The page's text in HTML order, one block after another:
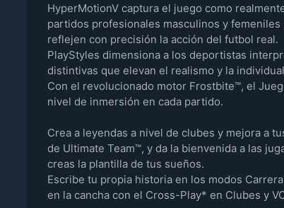
HyperMotionV captura el juego como
partidos profesionales masculinos y
reflejen con precisión la acción del futbol real.
PlayStyles dimensiona a los deportistas
distintivas que elevan el realismo y la
Con el revolucionado motor Frostbite™, el
nivel de inmersión en cada partido.
Crea a leyendas a nivel de clubes y mejora a
de Ultimate Team™, y da la bienvenida a las
creas la plantilla de tus sueños.
Escribe tu propia historia en los modos
en la cancha con el Cross-Play* en Clubes y